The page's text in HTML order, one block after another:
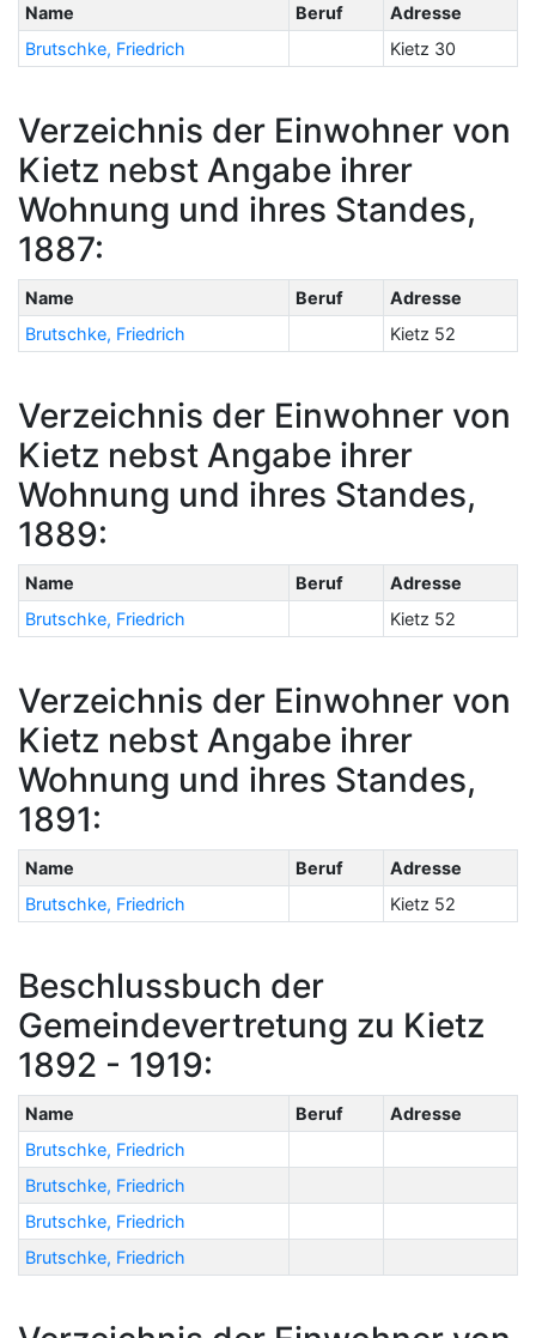
Name Beruf
Adresse
Brutschke, Friedrich
Kietz 30
Verzeichnis der Einwohner von
Kietz nebst Angabe ihrer
Wohnung und ihres Standes,
1887:
Name Beruf
Adresse
Brutschke, Friedrich
Kietz 52
Verzeichnis der Einwohner von
Kietz nebst Angabe ihrer
Wohnung und ihres Standes,
1889:
Name Beruf
Adresse
Brutschke, Friedrich
Kietz 52
Verzeichnis der Einwohner von
Kietz nebst Angabe ihrer
Wohnung und ihres Standes,
1891:
Name Beruf
Adresse
Brutschke, Friedrich
Kietz 52
Beschlussbuch der
Gemeindevertretung zu Kietz
1892 - 1919:
Name Beruf
Adresse
Brutschke, Friedrich
Brutschke, Friedrich
Brutschke, Friedrich
Brutschke, Friedrich